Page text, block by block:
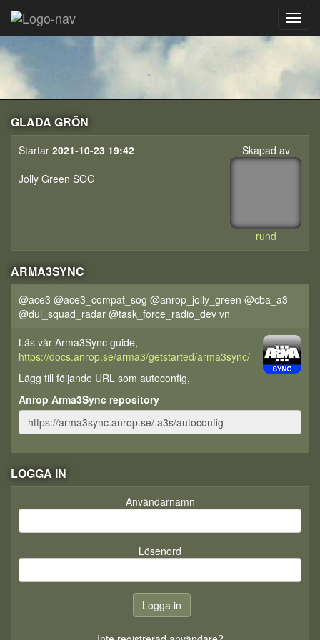
GLADA GRÖN
Skapad av
rund
Startar 2021-10-23 19:42
Jolly Green SOG
ARMA3SYNC
@ace3 @ace3_compat_sog @anrop_jolly_green @cba_a3
@dui_squad_radar @task_force_radio_dev vn
Läs vår Arma3Sync guide,
https://docs.anrop.se/arma3/getstarted/arma3sync/
Lägg till följande URL som autoconfig,
Anrop Arma3Sync repository
LOGGA IN
Användarnamn
Lösenord